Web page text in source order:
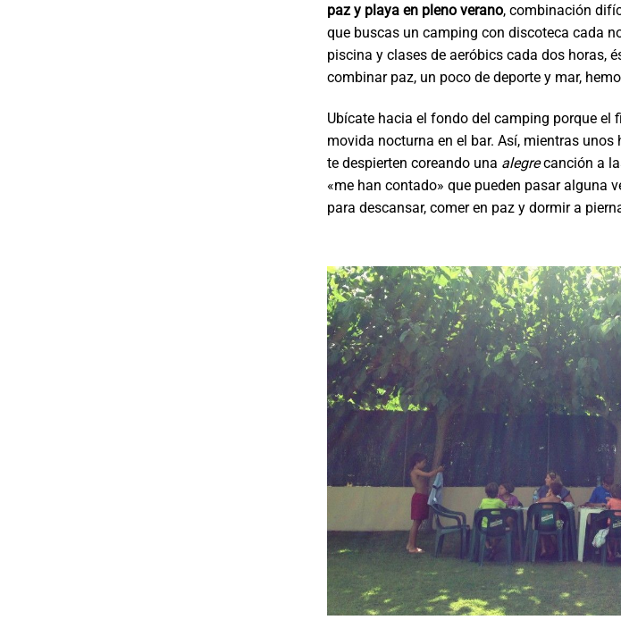
paz y playa en pleno verano, combinación
que buscas un camping con discoteca cada
piscina y clases de aeróbics cada dos horas,
combinar paz, un poco de deporte y mar,
Ubícate hacia el fondo del camping porque el
movida nocturna en el bar. Así, mientras
te despierten coreando una alegrecanción a
«me han contado» que pueden pasar alguna
para descansar, comer en paz y dormir a